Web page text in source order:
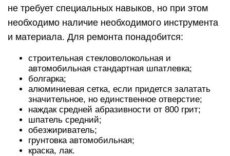
не требует специальных навыков, но при этом
необходимо наличие необходимого инструмента
и материала. Для ремонта понадобится:
строительная стекловолокольная и
автомобильная стандартная шпатлевка;
болгарка;
алюминиевая сетка, если придется залатать
значительное, но единственное отверстие;
наждак средней абразивности от 800 грит;
шпатель средний;
обезжириватель;
грунтовка автомобильная;
краска, лак.